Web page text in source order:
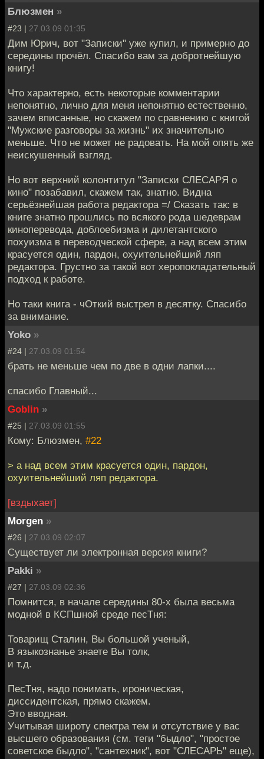
Блюзмен »
#23 | 27.03.09 01:35
Дим Юрич, вот "Записки" уже купил, и примерно до
середины прочёл. Спасибо вам за добротнейшую
книгу!
Что характерно, есть некоторые комментарии
непонятно, лично для меня непонятно естественно,
зачем вписанные, но скажем по сравнению с книгой
"Мужские разговоры за жизнь" их значительно
меньше. Что не может не радовать. На мой опять же
неискушенный взгляд.
Но вот верхний колонтитул "Записки СЛЕСАРЯ о
кино" позабавил, скажем так, знатно. Видна
серьёзнейшая работа редактора =/ Сказать так: в
книге знатно прошлись по всякого рода шедеврам
киноперевода, доблоебизма и дилетантского
похуизма в переводческой сфере, а над всем этим
красуется один, пардон, охуительнейший ляп
редактора. Грустно за такой вот херопокладательный
подход к работе.
Но таки книга - чОткий выстрел в десятку. Спасибо
за внимание.
Yoko »
#24 | 27.03.09 01:54
брать не меньше чем по две в одни лапки....
спасибо Главный...
Goblin »
#25 | 27.03.09 01:55
Кому: Блюзмен, #22
> а над всем этим красуется один, пардон,
охуительнейший ляп редактора.
[вздыхает]
Morgen »
#26 | 27.03.09 02:07
Существует ли электронная версия книги?
Pakki »
#27 | 27.03.09 02:36
Помнится, в начале середины 80-х была весьма
модной в КСПшной среде песТня:
Товарищ Сталин, Вы большой ученый,
В языкознанье знаете Вы толк,
и т.д.
ПесТня, надо понимать, ироническая,
диссидентская, прямо скажем.
Это вводная.
Учитывая широту спектра тем и отсутствие у вас
высшего образования (см. теги "быдло", "простое
советское быдло", "сантехник", вот "СЛЕСАРЬ" еще),